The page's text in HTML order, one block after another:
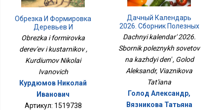
Обрезка И Формировка
Деревьев И
Кустарников
Obrezka i formirovka
derev'ev i kustarnikov ,
Kurdiumov Nikolai
Ivanovich
Курдюмов Николай
Иванович
Артикул: 1519738
Дачный Календарь
2026. Сборник Полезных
Советов На Каждый
Dachnyi kalendar' 2026.
Sbornik poleznykh sovetov
na kazhdyi den' , Golod
Aleksandr, Viaznikova
Tat'iana
Голод Александр,
Вязникова Татьяна